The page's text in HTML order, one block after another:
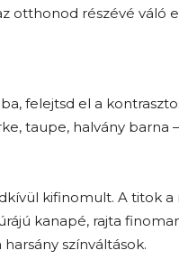
otthonod részévé váló
felejtsd el a
taupe, halvány barna
kifinomult. A titok
kanapé, rajta
színváltások.